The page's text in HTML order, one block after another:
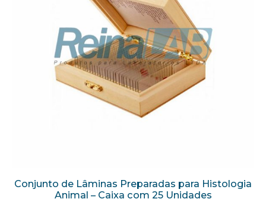
Conjunto de Lâminas Preparadas para Histologia
Animal – Caixa com 25 Unidades